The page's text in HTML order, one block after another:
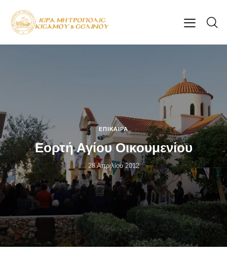
ΕΠΊΚΑΙΡΑ
Εορτή Αγίου Οικουμενίου
28 Απριλίου 2012